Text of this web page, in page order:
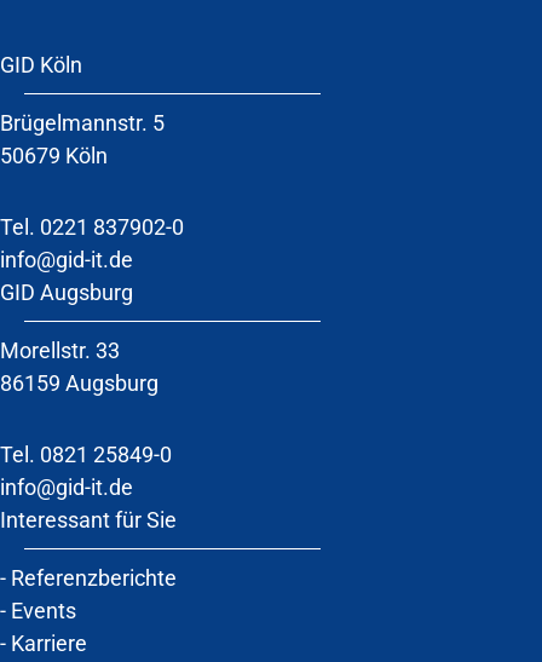
GID Köln
Brügelmannstr. 5
50679 Köln
Tel. 0221 837902-0
info@gid-it.de
GID Augsburg
Morellstr. 33
86159 Augsburg
Tel. 0821 25849-0
info@gid-it.de
Interessant für Sie
- Referenzberichte
- Events
- Karriere